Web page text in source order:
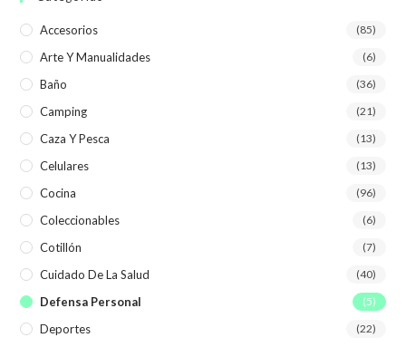
Accesorios (85)
Arte Y Manualidades (6)
Baño (36)
Camping (21)
Caza Y Pesca (13)
Celulares (13)
Cocina (96)
Coleccionables (6)
Cotillón (7)
Cuidado De La Salud (40)
Defensa Personal (5)
Deportes (22)